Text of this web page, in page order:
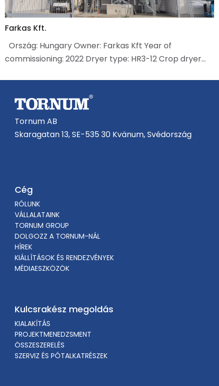
Farkas Kft.
Ország: Hungary Owner: Farkas Kft Year of
commissioning: 2022 Dryer type: HR3-12 Crop dryer…
Tornum AB
Skaragatan 13, SE-535 30 Kvänum, Svédország
Cég
RÓLUNK
VÁLLALATAINK
TORNUM GROUP
DOLGOZZ A TORNUM-NÁL
HÍREK
KIÁLLÍTÁSOK ÉS RENDEZVÉNYEK
MÉDIAESZKÖZÖK
Kulcsrakész megoldás
KIALAKÍTÁS
PROJEKTMENEDZSMENT
ÖSSZESZERELÉS
SZERVIZ ÉS PÓTALKATRÉSZEK